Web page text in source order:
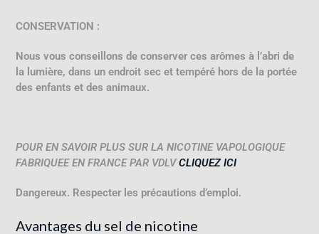
CONSERVATION :
Nous vous conseillons de conserver ces arômes à l’abri de
la lumière, dans un endroit sec et tempéré hors de la portée
des enfants et des animaux.
POUR EN SAVOIR PLUS SUR LA NICOTINE VAPOLOGIQUE
FABRIQUEE EN FRANCE PAR VDLVCLIQUEZ ICI
Dangereux. Respecter les précautions d’emploi.
Avantages du sel de nicotine